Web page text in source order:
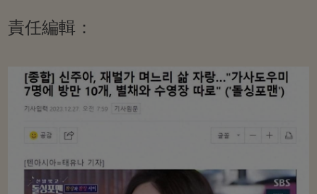
責任編輯：